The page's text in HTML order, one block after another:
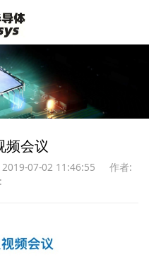
频会议
07-02 11:46:55
作者: